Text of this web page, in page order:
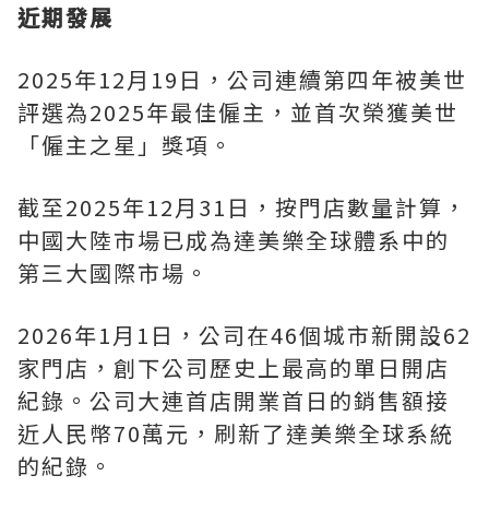
近期發展
2025年12月19日，公司連續第四年被美世
評選為2025年最佳僱主，並首次榮獲美世
「僱主之星」獎項。
截至2025年12月31日，按門店數量計算，
中國大陸市場已成為達美樂全球體系中的
第三大國際市場。
2026年1月1日，公司在46個城市新開設62
家門店，創下公司歷史上最高的單日開店
紀錄。公司大連首店開業首日的銷售額接
近人民幣70萬元，刷新了達美樂全球系統
的紀錄。